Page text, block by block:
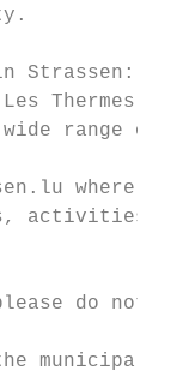
Strassen:
Thermes
wide range
where
activities
do not